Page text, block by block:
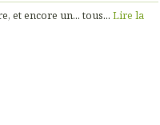
et encore un... tous... Lire la